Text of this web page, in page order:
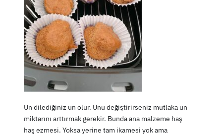
Un dilediğiniz un olur. Unu değiştirirseniz mutlaka un
miktarını arttırmak gerekir. Bunda ana malzeme haş
haş ezmesi. Yoksa yerine tam ikamesi yok ama